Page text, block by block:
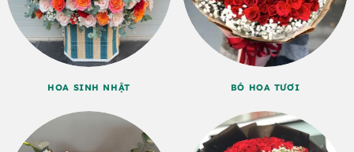
HOA SINH NHẬT BÓ HOA TƯƠI